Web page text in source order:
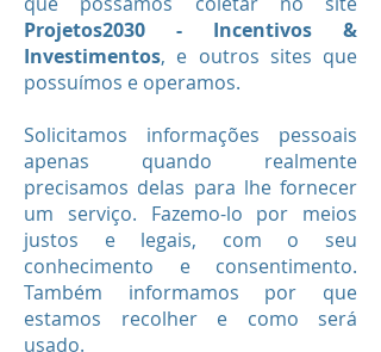
Projetos2030 - Incentivos &
Investimentos, e outros sites que
possuímos e operamos.
Solicitamos informações pessoais
apenas quando realmente
precisamos delas para lhe fornecer
um serviço. Fazemo-lo por meios
justos e legais, com o seu
conhecimento e consentimento.
Também informamos por que
estamos recolher e como será
usado.